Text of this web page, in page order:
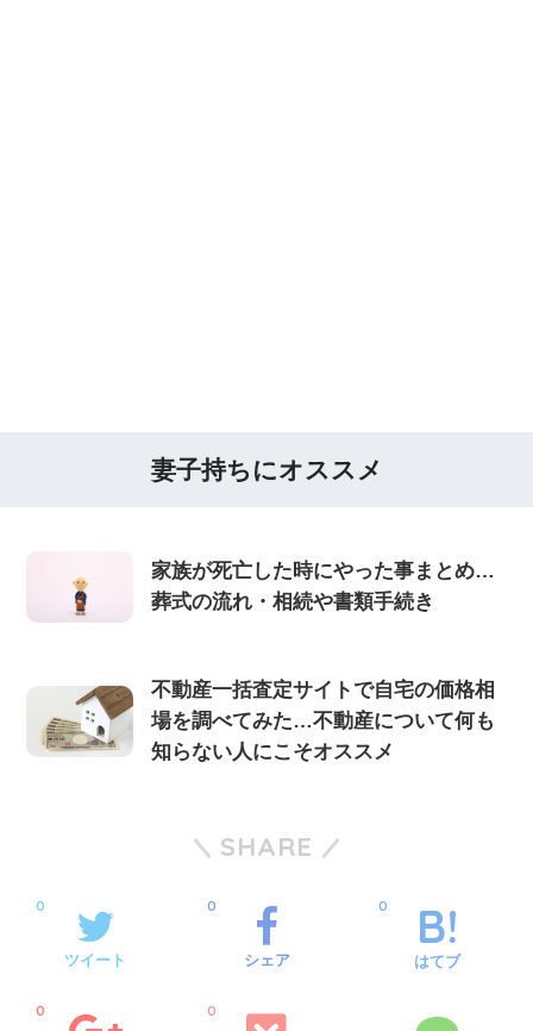
妻子持ちにオススメ
家族が死亡した時にやった事まとめ…
葬式の流れ・相続や書類手続き
不動産一括査定サイトで自宅の価格相
場を調べてみた…不動産について何も
知らない人にこそオススメ
SHARE
ツイート
0
シェア
0
はてブ
0
0 0